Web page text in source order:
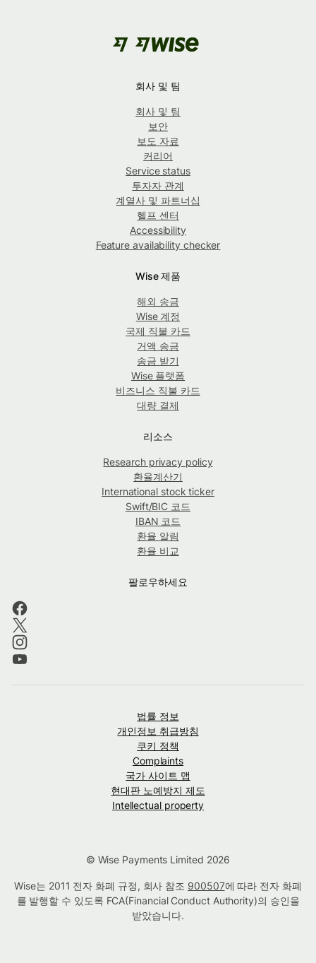
회사 및 팀
회사 및 팀
보안
보도 자료
커리어
Service status
투자자 관계
계열사 및 파트너십
헬프 센터
Accessibility
Feature availability checker
Wise 제품
해외 송금
Wise 계정
국제 직불 카드
거액 송금
송금 받기
Wise 플랫폼
비즈니스 직불 카드
대량 결제
리소스
Research privacy policy
환율계산기
International stock ticker
Swift/BIC 코드
IBAN 코드
환율 알림
환율 비교
팔로우하세요
법률 정보
개인정보 취급방침
쿠키 정책
Complaints
국가 사이트 맵
현대판 노예방지 제도
Intellectual property
© Wise Payments Limited 2026
Wise는 2011 전자 화폐 규정, 회사 참조 900507에 따라 전자 화폐
를 발행할 수 있도록 FCA(Financial Conduct Authority)의 승인을
받았습니다.